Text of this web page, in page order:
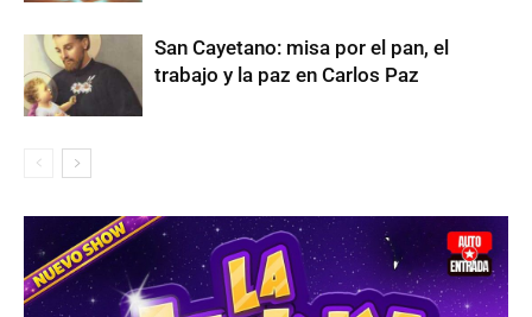
San Cayetano: misa por el pan, el
trabajo y la paz en Carlos Paz